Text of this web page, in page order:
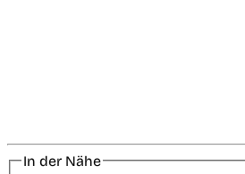
In der Nähe